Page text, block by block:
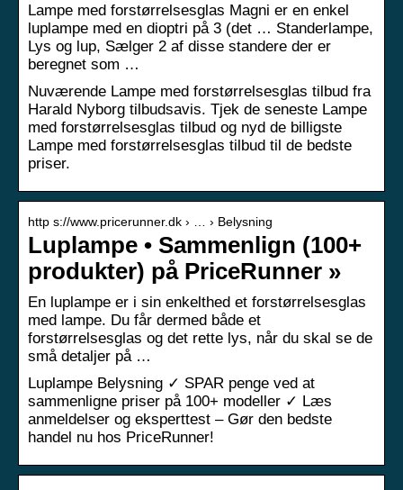
Lampe med forstørrelsesglas Magni er en enkel
luplampe med en dioptri på 3 (det … Standerlampe,
Lys og lup, Sælger 2 af disse standere der er
beregnet som …
Nuværende Lampe med forstørrelsesglas tilbud fra
Harald Nyborg tilbudsavis. Tjek de seneste Lampe
med forstørrelsesglas tilbud og nyd de billigste
Lampe med forstørrelsesglas tilbud til de bedste
priser.
http s://www.pricerunner.dk › … › Belysning
Luplampe • Sammenlign (100+
produkter) på PriceRunner »
En luplampe er i sin enkelthed et forstørrelsesglas
med lampe. Du får dermed både et
forstørrelsesglas og det rette lys, når du skal se de
små detaljer på …
Luplampe Belysning ✓ SPAR penge ved at
sammenligne priser på 100+ modeller ✓ Læs
anmeldelser og eksperttest – Gør den bedste
handel nu hos PriceRunner!